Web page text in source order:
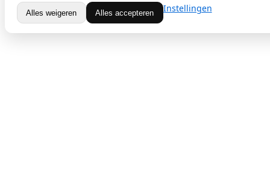
Alles weigeren Alles accepteren Instellingen